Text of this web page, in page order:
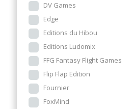
DV Games
Edge
Editions du Hibou
Editions Ludomix
FFG Fantasy Flight Games
Flip Flap Edition
Fournier
FoxMind